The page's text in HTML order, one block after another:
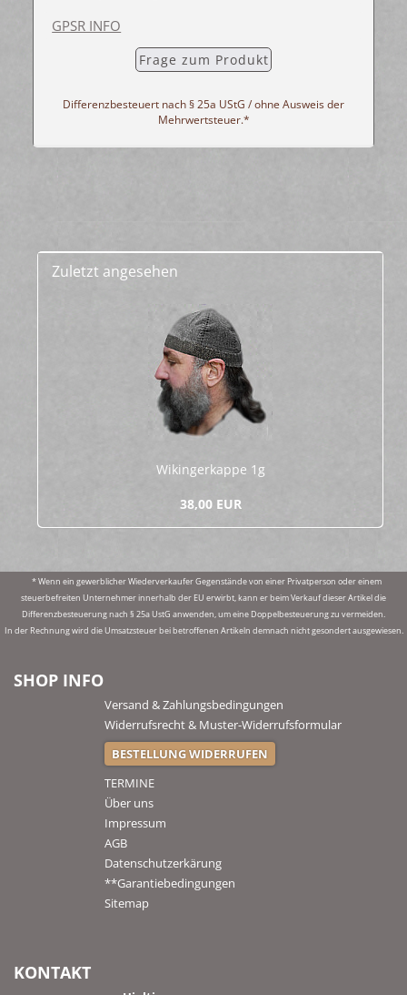
GPSR INFO
Frage zum Produkt
Differenzbesteuert nach § 25a UStG / ohne Ausweis der
Mehrwertsteuer.*
Zuletzt angesehen
Wi­kin­ger­kap­pe 1g
38,00 EUR
* Wenn ein gewerblicher Wiederverkaufer Gegenstände von einer Privatperson oder einem
steuerbefreiten Unternehmer innerhalb der EU erwirbt, kann er beim Verkauf dieser Artikel die
Differenzbesteuerung nach § 25a UstG anwenden, um eine Doppelbesteuerung zu vermeiden.
In der Rechnung wird die Umsatzsteuer bei betroffenen Artikeln demnach nicht gesondert ausgewiesen.
SHOP INFO
Versand & Zahlungsbedingungen
Widerrufsrecht & Muster-Widerrufsformular
BESTELLUNG WIDERRUFEN
TERMINE
Über uns
Impressum
AGB
Datenschutzerkärung
**Garantiebedingungen
Sitemap
KONTAKT